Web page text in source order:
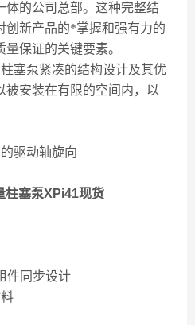
体的公司总部。这种完整结
创新产品的*掌握和强有力的
保证的关键要素。
塞泵紧凑的结构设计及其优
被安装在有限的空间内，以
驱动轴旋向
柱塞泵XPi41现货
件同步设计